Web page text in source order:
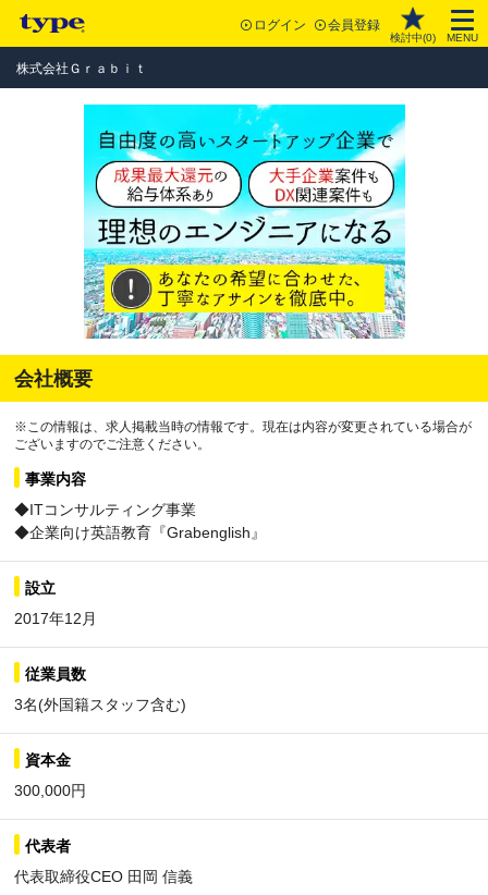
ログイン 会員登録
検討中(0) MENU
株式会社Ｇｒａｂｉｔ
会社概要
※この情報は、求人掲載当時の情報です。現在は内容が変更されている場合が
ございますのでご注意ください。
事業内容
◆ITコンサルティング事業
◆企業向け英語教育『Grabenglish』
設立
2017年12月
従業員数
3名(外国籍スタッフ含む)
資本金
300,000円
代表者
代表取締役CEO 田岡 信義